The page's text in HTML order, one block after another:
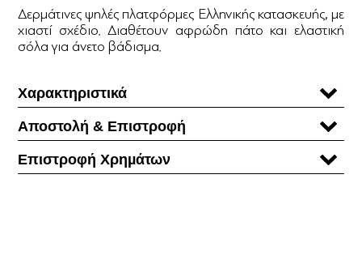
Δερμάτινες ψηλές πλατφόρμες Ελληνικής κατασκευής, με
χιαστί σχέδιο. Διαθέτουν αφρώδη πάτο και ελαστική
σόλα για άνετο βάδισμα.
Χαρακτηριστικά
Αποστολή & Επιστροφή
Επιστροφή Χρηµάτων